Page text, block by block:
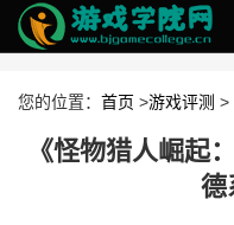
您的位置： 首页 >游戏评测 >
《怪物猎人崛起
德